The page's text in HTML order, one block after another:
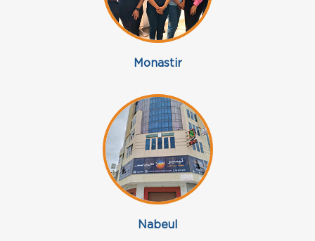
Monastir
Nabeul